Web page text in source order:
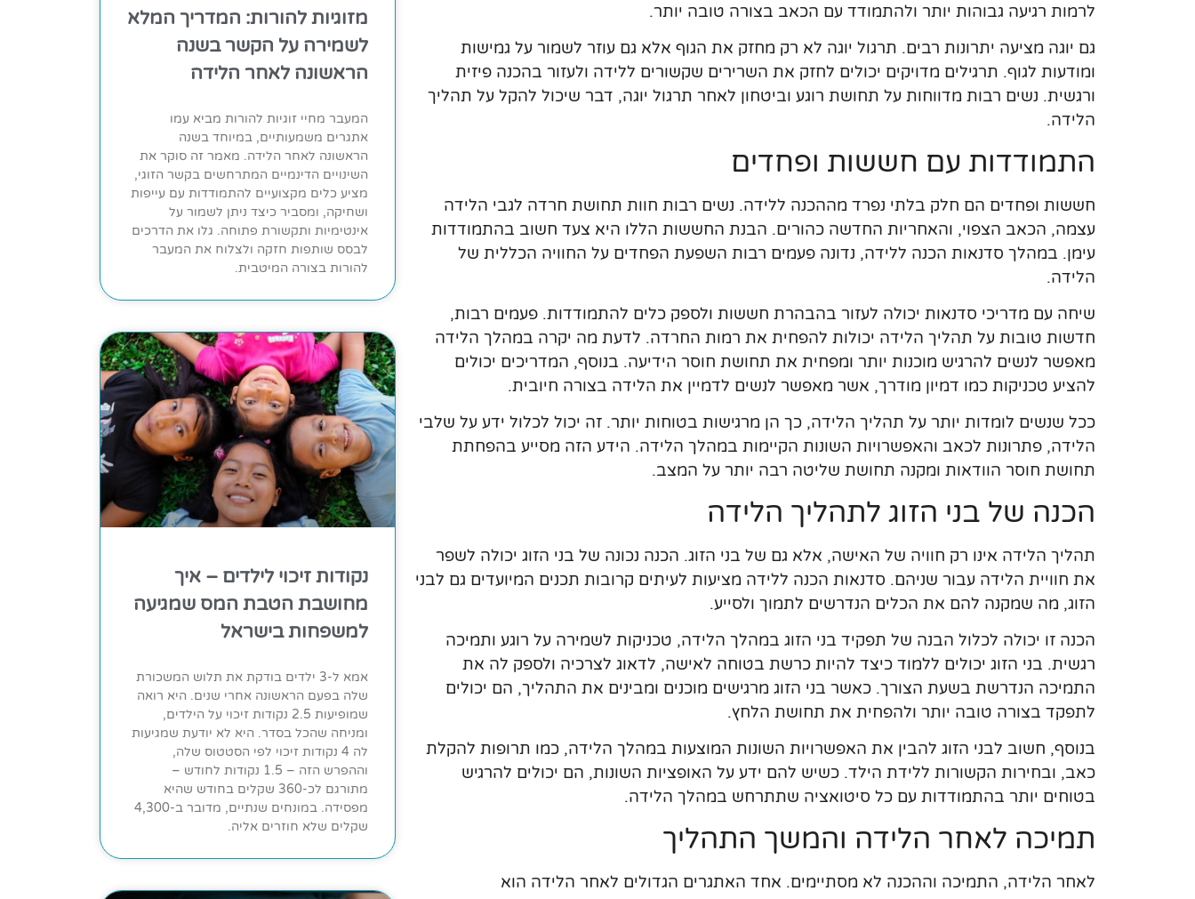
לרמות רגיעה גבוהות יותר ולהתמודד עם הכאב בצורה טובה יותר.
גם יוגה מציעה יתרונות רבים. תרגול יוגה לא רק מחזק את הגוף אלא גם עוזר לשמור על גמישות
ומודעות לגוף. תרגילים מדויקים יכולים לחזק את השרירים שקשורים ללידה ולעזור בהכנה פיזית
ורגשית. נשים רבות מדווחות על תחושת רוגע וביטחון לאחר תרגול יוגה, דבר שיכול להקל על תהליך
הלידה.
התמודדות עם חששות ופחדים
חששות ופחדים הם חלק בלתי נפרד מההכנה ללידה. נשים רבות חוות תחושת חרדה לגבי הלידה
עצמה, הכאב הצפוי, והאחריות החדשה כהורים. הבנת החששות הללו היא צעד חשוב בהתמודדות
עימן. במהלך סדנאות הכנה ללידה, נדונה פעמים רבות השפעת הפחדים על החוויה הכללית של
הלידה.
שיחה עם מדריכי סדנאות יכולה לעזור בהבהרת חששות ולספק כלים להתמודדות. פעמים רבות,
חדשות טובות על תהליך הלידה יכולות להפחית את רמות החרדה. לדעת מה יקרה במהלך הלידה
מאפשר לנשים להרגיש מוכנות יותר ומפחית את תחושת חוסר הידיעה. בנוסף, המדריכים יכולים
להציע טכניקות כמו דמיון מודרך, אשר מאפשר לנשים לדמיין את הלידה בצורה חיובית.
ככל שנשים לומדות יותר על תהליך הלידה, כך הן מרגישות בטוחות יותר. זה יכול לכלול ידע על שלבי
הלידה, פתרונות לכאב והאפשרויות השונות הקיימות במהלך הלידה. הידע הזה מסייע בהפחתת
תחושת חוסר הוודאות ומקנה תחושת שליטה רבה יותר על המצב.
הכנה של בני הזוג לתהליך הלידה
תהליך הלידה אינו רק חוויה של האישה, אלא גם של בני הזוג. הכנה נכונה של בני הזוג יכולה לשפר
את חוויית הלידה עבור שניהם. סדנאות הכנה ללידה מציעות לעיתים קרובות תכנים המיועדים גם לבני
הזוג, מה שמקנה להם את הכלים הנדרשים לתמוך ולסייע.
הכנה זו יכולה לכלול הבנה של תפקיד בני הזוג במהלך הלידה, טכניקות לשמירה על רוגע ותמיכה
רגשית. בני הזוג יכולים ללמוד כיצד להיות כרשת בטוחה לאישה, לדאוג לצרכיה ולספק לה את
התמיכה הנדרשת בשעת הצורך. כאשר בני הזוג מרגישים מוכנים ומבינים את התהליך, הם יכולים
לתפקד בצורה טובה יותר ולהפחית את תחושת הלחץ.
בנוסף, חשוב לבני הזוג להבין את האפשרויות השונות המוצעות במהלך הלידה, כמו תרופות להקלת
כאב, ובחירות הקשורות ללידת הילד. כשיש להם ידע על האופציות השונות, הם יכולים להרגיש
בטוחים יותר בהתמודדות עם כל סיטואציה שתתרחש במהלך הלידה.
תמיכה לאחר הלידה והמשך התהליך
לאחר הלידה, התמיכה וההכנה לא מסתיימים. אחד האתגרים הגדולים לאחר הלידה הוא
מזוגיות להורות: המדריך המלא
לשמירה על הקשר בשנה
הראשונה לאחר הלידה
המעבר מחיי זוגיות להורות מביא עמו
אתגרים משמעותיים, במיוחד בשנה
הראשונה לאחר הלידה. מאמר זה סוקר את
השינויים הדינמיים המתרחשים בקשר הזוגי,
מציע כלים מקצועיים להתמודדות עם עייפות
ושחיקה, ומסביר כיצד ניתן לשמור על
אינטימיות ותקשורת פתוחה. גלו את הדרכים
לבסס שותפות חזקה ולצלוח את המעבר
להורות בצורה המיטבית.
נקודות זיכוי לילדים – איך
מחושבת הטבת המס שמגיעה
למשפחות בישראל
אמא ל-3 ילדים בודקת את תלוש המשכורת
שלה בפעם הראשונה אחרי שנים. היא רואה
שמופיעות 2.5 נקודות זיכוי על הילדים,
ומניחה שהכל בסדר. היא לא יודעת שמגיעות
לה 4 נקודות זיכוי לפי הסטטוס שלה,
וההפרש הזה – 1.5 נקודות לחודש –
מתורגם לכ-360 שקלים בחודש שהיא
מפסידה. במונחים שנתיים, מדובר ב-4,300
שקלים שלא חוזרים אליה.